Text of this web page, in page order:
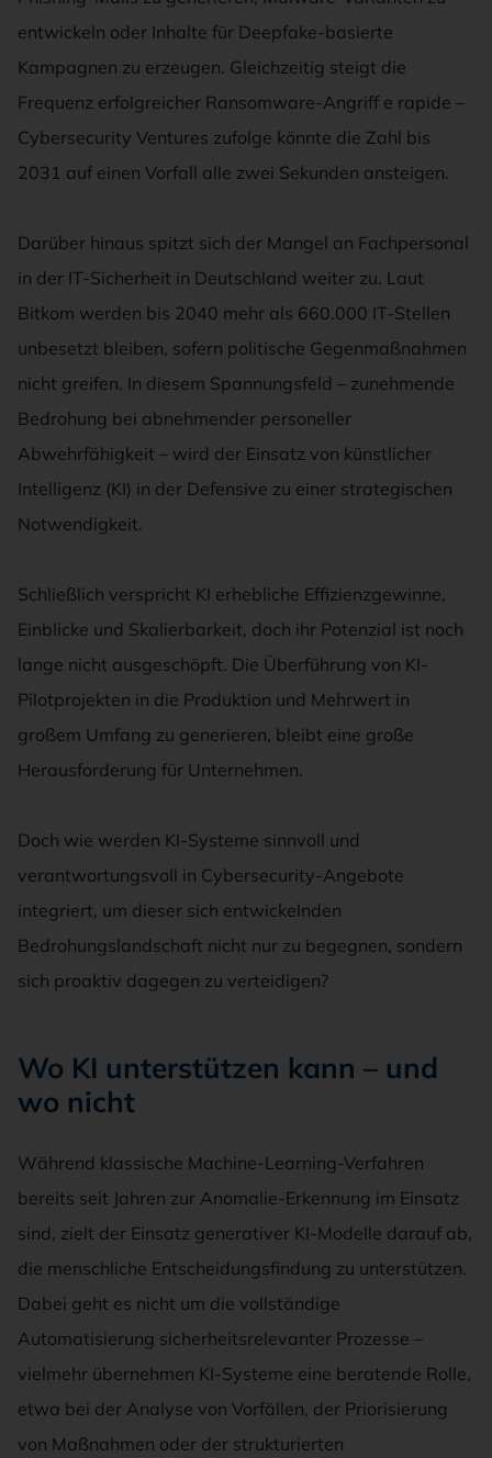
entwickeln oder Inhalte für Deepfake-basierte
Kampagnen zu erzeugen. Gleichzeitig steigt die
Frequenz erfolgreicher Ransomware-Angriff e rapide –
Cybersecurity Ventures zufolge könnte die Zahl bis
2031 auf einen Vorfall alle zwei Sekunden ansteigen.
Darüber hinaus spitzt sich der Mangel an Fachpersonal
in der IT-Sicherheit in Deutschland weiter zu. Laut
Bitkom werden bis 2040 mehr als 660.000 IT-Stellen
unbesetzt bleiben, sofern politische Gegenmaßnahmen
nicht greifen. In diesem Spannungsfeld – zunehmende
Bedrohung bei abnehmender personeller
Abwehrfähigkeit – wird der Einsatz von künstlicher
Intelligenz (KI) in der Defensive zu einer strategischen
Notwendigkeit.
Schließlich verspricht KI erhebliche Effizienzgewinne,
Einblicke und Skalierbarkeit, doch ihr Potenzial ist noch
lange nicht ausgeschöpft. Die Überführung von KI-
Pilotprojekten in die Produktion und Mehrwert in
großem Umfang zu generieren, bleibt eine große
Herausforderung für Unternehmen.
Doch wie werden KI-Systeme sinnvoll und
verantwortungsvoll in Cybersecurity-Angebote
integriert, um dieser sich entwickelnden
Bedrohungslandschaft nicht nur zu begegnen, sondern
sich proaktiv dagegen zu verteidigen?
Wo KI unterstützen kann – und
wo nicht
Während klassische Machine-Learning-Verfahren
bereits seit Jahren zur Anomalie-Erkennung im Einsatz
sind, zielt der Einsatz generativer KI-Modelle darauf ab,
die menschliche Entscheidungsfindung zu unterstützen.
Dabei geht es nicht um die vollständige
Automatisierung sicherheitsrelevanter Prozesse –
vielmehr übernehmen KI-Systeme eine beratende Rolle,
etwa bei der Analyse von Vorfällen, der Priorisierung
von Maßnahmen oder der strukturierten